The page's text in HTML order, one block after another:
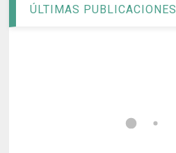
ÚLTIMAS PUBLICACIONES